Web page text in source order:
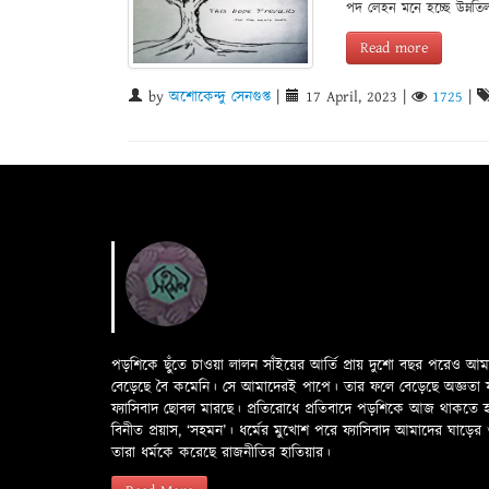
পদ লেহন মনে হচ্ছে
Read more
byঅশোকেন্দু সেনগুপ্ত 17 April, 2023 1725
পড়শিকে ছুঁতে চাওয়া লালন সাঁইয়ের আর্তি প্রায় দুশো বছর পরেও
বেড়েছে বৈ কমেনি। সে আমাদেরই পাপে। তার ফলে বেড়েছে অজ্ঞতা
ফ্যাসিবাদ ছোবল মারছে। প্রতিরোধে প্রতিবাদে পড়শিকে আজ
বিনীত প্রয়াস, ‘সহমন’। ধর্মের মুখোশ পরে ফ্যাসিবাদ আমাদের
তারা ধর্মকে করেছে রাজনীতির হাতিয়ার।